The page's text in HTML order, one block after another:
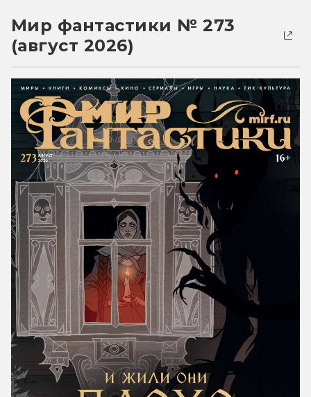
Мир фантастики № 273
(август 2026)